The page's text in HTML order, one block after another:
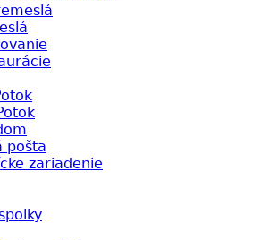
pošta
zariadenie